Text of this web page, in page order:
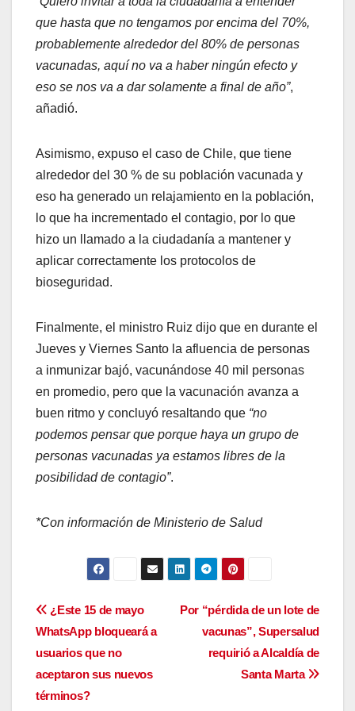
que hasta que no tengamos por encima del 70%,
probablemente alrededor del 80% de personas
vacunadas, aquí no va a haber ningún efecto y
eso se nos va a dar solamente a final de año”,
añadió.
Asimismo, expuso el caso de Chile, que tiene
alrededor del 30 % de su población vacunada y
eso ha generado un relajamiento en la población,
lo que ha incrementado el contagio, por lo que
hizo un llamado a la ciudadanía a mantener y
aplicar correctamente los protocolos de
bioseguridad.
Finalmente, el ministro Ruiz dijo que en durante el
Jueves y Viernes Santo la afluencia de personas
a inmunizar bajó, vacunándose 40 mil personas
en promedio, pero que la vacunación avanza a
buen ritmo y concluyó resaltando que “no
podemos pensar que porque haya un grupo de
personas vacunadas ya estamos libres de la
posibilidad de contagio”.
*Con información de Ministerio de Salud
Navegación
de
entradas
Por “pérdida de un lote de
vacunas”, Supersalud
requirió a Alcaldía de
Santa Marta
¿Este 15 de mayo
WhatsApp bloqueará a
usuarios que no
aceptaron sus nuevos
términos?